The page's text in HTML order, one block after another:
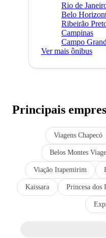
Rio de
Belo
Ribeirão
Campinas
Campo
Ver mais ônibus
Principais
Viagens Chapecó
Belos Montes
Viação Itapemirim
Kaissara Princesa dos